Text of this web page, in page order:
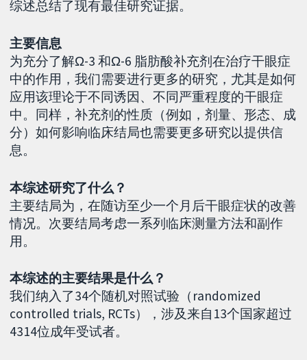
综述总结了现有最佳研究证据。
主要信息
为充分了解Ω-3 和Ω-6 脂肪酸补充剂在治疗干眼症
中的作用，我们需要进行更多的研究，尤其是如何
应用该理论于不同诱因、不同严重程度的干眼症
中。同样，补充剂的性质（例如，剂量、形态、成
分）如何影响临床结局也需要更多研究以提供信
息。
本综述研究了什么？
主要结局为，在随访至少一个月后干眼症状的改善
情况。次要结局考虑一系列临床测量方法和副作
用。
本综述的主要结果是什么？
我们纳入了34个随机对照试验（randomized
controlled trials, RCTs），涉及来自13个国家超过
4314位成年受试者。